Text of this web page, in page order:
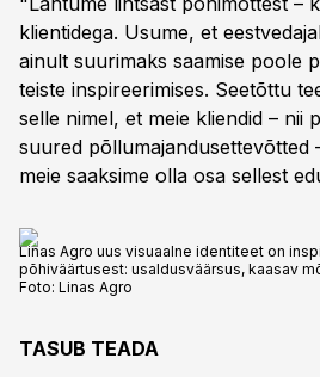
klientidega. Usume, et
ainult suurimaks saamise poole
teiste inspireerimises. Seetõttu
selle nimel, et meie kliendid – nii
suured põllumajandusettevõtted
meie saaksime olla osa sellest
Linas Agro uus visuaalne identiteet on
põhiväärtusest: usaldusväärsus, kaasav
Foto: Linas Agro
TASUB TEADA